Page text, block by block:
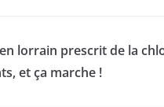
lorrain prescrit de la
et ça marche !